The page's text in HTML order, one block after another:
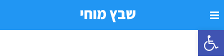
פתח סרגל נגישות